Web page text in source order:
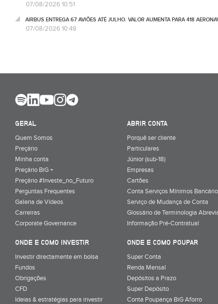
07/08/2026 10:51
AIRBUS ENTREGA 67 AVIÕES ATÉ JULHO. VALOR AUMENTA PARA 418
07/08/2026 10:49
GERAL
Quem Somos
Preçário
Minha conta
Preçário BiG +
Preçário #Investe_no_Futuro
Perguntas Frequentes
Galeria de Vídeos
Carreiras
Corporate Governance
ABRIR CONTA
Porquê ser cliente
Particulares
Júnior (sub-18)
Empresas
Cartões
Conta Serviços Mínimos
Serviço de Mudança de Conta
Glossário de Terminologia
Informação Pré-Contratual
ONDE E COMO INVESTIR
Investir directamente em bolsa
Fundos
Obrigações
CFD
Ideias & estratégias para investir
ONDE E COMO POUPAR
Super Conta
Renda Mensal
Depósitos a Prazo
Super Depósito
Conta Poupança BiG Aforro